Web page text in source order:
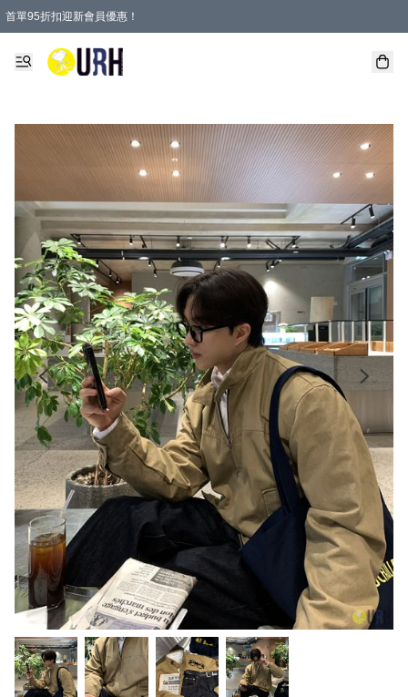
首單95折扣迎新會員優惠！
特選會員可享全單低至 95 折優惠！
單一訂單滿HKD600(澳門HKD800)包郵寄順豐送到家。